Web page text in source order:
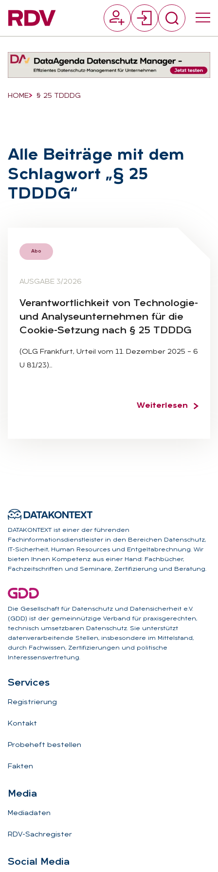
Breadcrumb-Navigation
HOME § 25 TDDDG
Alle Bei­trä­ge mit dem
Schlag­wort „§ 25
TDDDG“
Abo
AUSGABE 3/2026
Ver­ant­wort­lich­keit von Tech­no­lo­gie-
und Ana­ly­se­un­ter­neh­men für die
Coo­kie-Set­zung nach § 25 TDDDG
(OLG Frankfurt, Urteil vom 11. Dezember 2025 – 6
U 81/23)…
Weiterlesen
DATAKONTEXT ist einer der führenden
Fachinformationsdienstleister in den Bereichen Datenschutz,
IT-Sicherheit, Human Resources und Entgeltabrechnung. Wir
bieten Ihnen Kompetenz aus einer Hand: Fachbücher,
Fachzeitschriften und Seminare, Zertifizierung und Beratung.
Die Gesellschaft für Datenschutz und Datensicherheit e.V.
(GDD) ist der gemeinnützige Verband für praxisgerechten,
technisch umsetzbaren Datenschutz. Sie unterstützt
datenverarbeitende Stellen, insbesondere im Mittelstand,
durch Fachwissen, Zertifizierungen und politische
Interessensvertretung.
Ser­vices
Registrierung
Kontakt
Probeheft bestellen
Fakten
Me­dia
Mediadaten
RDV-Sachregister
So­ci­al Me­dia